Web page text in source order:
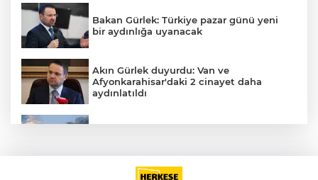
Bakan Gürlek: Türkiye pazar günü yeni
bir aydınlığa uyanacak
Akın Gürlek duyurdu: Van ve
Afyonkarahisar'daki 2 cinayet daha
aydınlatıldı